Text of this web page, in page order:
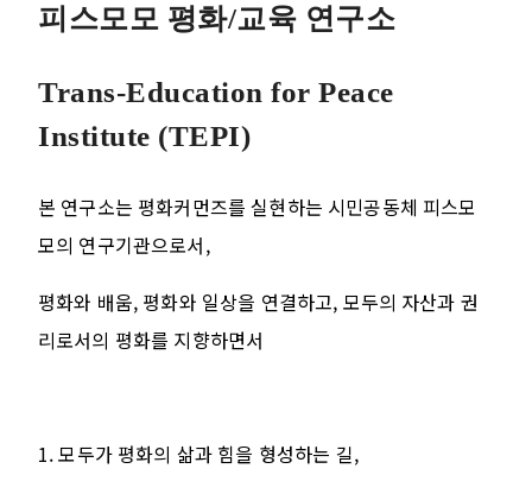
피스모모 평화/교육 연구소
Trans-Education for Peace
Institute (TEPI)
본 연구소는 평화커먼즈를 실현하는 시민공동체 피스모
모의 연구기관으로서,
평화와 배움, 평화와 일상을 연결하고, 모두의 자산과 권
리로서의 평화를 지향하면서
1. 모두가 평화의 삶과 힘을 형성하는 길,